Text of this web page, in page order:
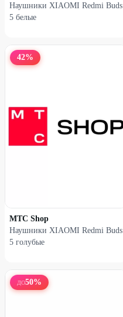
Наушники XIAOMI Redmi Buds
5 белые
42%
МТС Shop
Наушники XIAOMI Redmi Buds
5 голубые
ДО50%